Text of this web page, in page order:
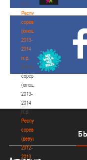
гг.р.
Республиканские
соревнования
(юноши)
2013-
2014
гг.р.
Республиканские
соревнования
(юноши)
2013-
2014
гг.р.
Республиканские
соревнования
(девушки)
2012-
2013